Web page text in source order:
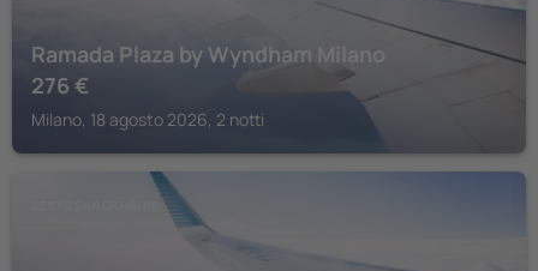
Ramada Plaza by Wyndham Milano
276 €
Milano, 18 agosto 2026, 2 notti